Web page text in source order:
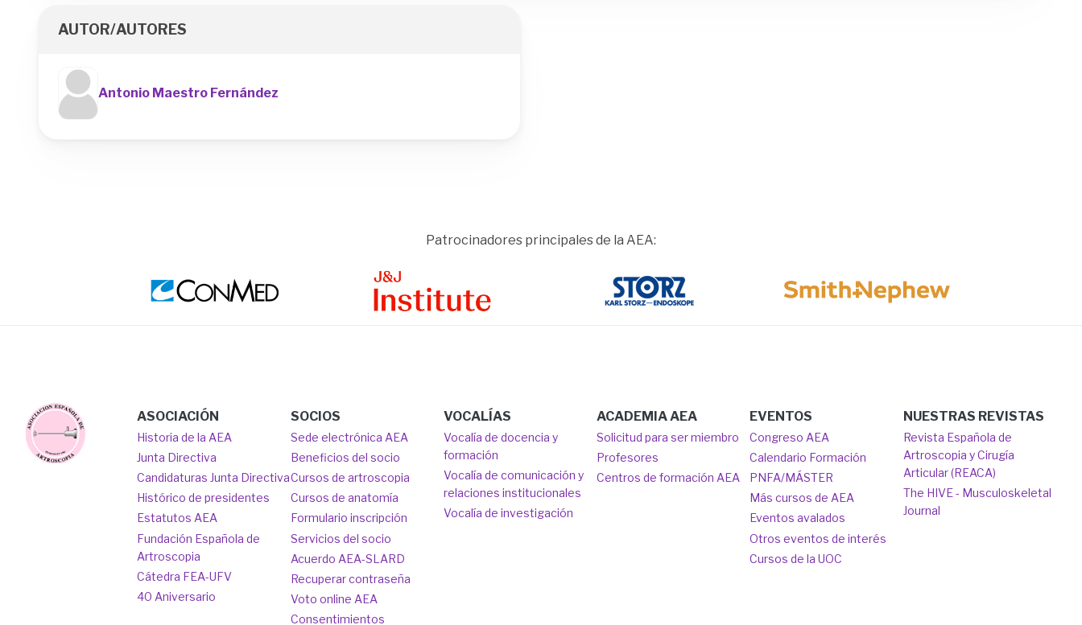
AUTOR/AUTORES
Antonio Maestro Fernández
Patrocinadores principales de la AEA:
Image Image Image
Image
Main
navigation
ASOCIACIÓN
Historia de la AEA
Junta Directiva
Candidaturas Junta Directiva
Histórico de presidentes
Estatutos AEA
Fundación Española de
Artroscopia
Cátedra FEA-UFV
40 Aniversario
SOCIOS
Sede electrónica AEA
Beneficios del socio
Cursos de artroscopia
Cursos de anatomía
Formulario inscripción
Servicios del socio
Acuerdo AEA-SLARD
Recuperar contraseña
Voto online AEA
Consentimientos
VOCALÍAS
Vocalía de docencia y
formación
Vocalía de comunicación y
relaciones institucionales
Vocalía de investigación
ACADEMIA AEA
Solicitud para ser miembro
Profesores
Centros de formación AEA
EVENTOS
Congreso AEA
Calendario Formación
PNFA/MÁSTER
Más cursos de AEA
Eventos avalados
Otros eventos de interés
Cursos de la UOC
NUESTRAS REVISTAS
Revista Española de
Artroscopia y Cirugía
Articular (REACA)
The HIVE - Musculoskeletal
Journal